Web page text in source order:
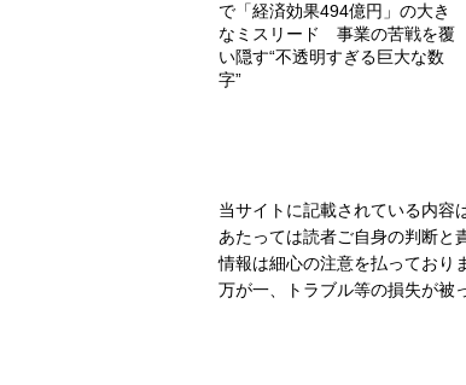
で「経済効果494億円」の大き
なミスリード 事業の苦戦を覆
い隠す“不透明すぎる巨大な数
字”
当サイトに記載されている内容
あたっては読者ご自身の判断と
情報は細心の注意を払っており
万が一、トラブル等の損失が被